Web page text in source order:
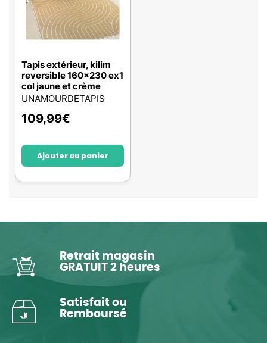
Tapis extérieur, kilim
reversible 160x230 ex1
col jaune et crème
UNAMOURDETAPIS
109,99€
Ajouter au panier
Retrait magasin
GRATUIT 2 heures
Satisfait ou
Remboursé